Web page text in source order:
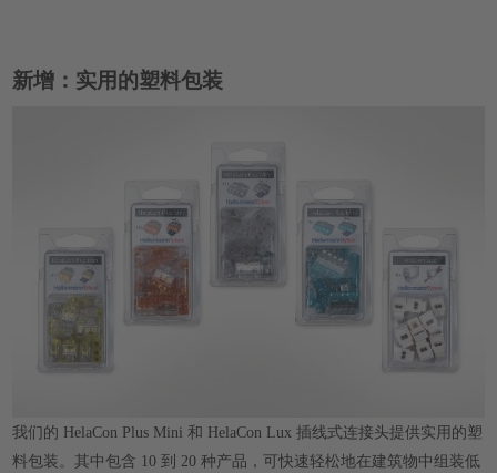
新增：实用的塑料包装
我们的 HelaCon Plus Mini 和 HelaCon Lux 插线式连接头提供实用的塑
料包装。其中包含 10 到 20 种产品，可快速轻松地在建筑物中组装低